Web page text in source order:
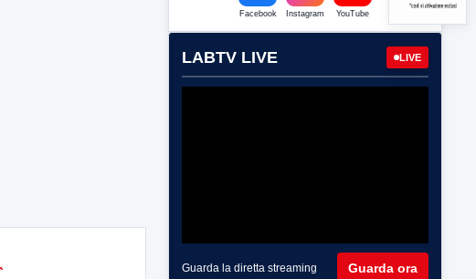
Facebook Instagram YouTube
LABTV LIVE LIVE
Guarda la diretta streaming Guarda ora